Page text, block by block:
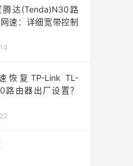
达(Tenda)N30路
速：详细宽带控制
恢复TP-Link TL-
路由器出厂设置？